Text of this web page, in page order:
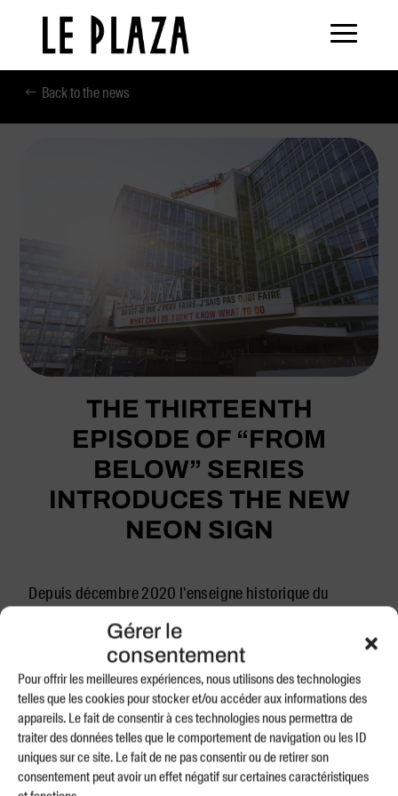
Gérer le
consentement
Pour offrir les meilleures expériences, nous utilisons des technologies
telles que les cookies pour stocker et/ou accéder aux informations des
appareils. Le fait de consentir à ces technologies nous permettra de
traiter des données telles que le comportement de navigation ou les ID
uniques sur ce site. Le fait de ne pas consentir ou de retirer son
consentement peut avoir un effet négatif sur certaines caractéristiques
Back to the news
THE THIRTEENTH
EPISODE OF “FROM
BELOW” SERIES
INTRODUCES THE NEW
NEON SIGN
Depuis décembre 2020 l'enseigne historique du
cinéma Plaza se renouvelle régulièrement pour
interpeller les passants avec des phrases inspirées ou
tirées des films qui ont été projetés dans l'ancienne
salle de cinéma du Plaza. En effet, Christian Robert-
Tissot puise dans le répertoire des 890 films projetés
au Plaza depuis son ouverture en 1952 jusqu’à sa
fermeture en 2004. Fidèles à cet héritage